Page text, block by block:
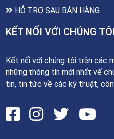
HỖ TRỢ SAU BÁN HÀNG
KẾT NỐI VỚI CHÚNG TÔI
Kết nối với chúng tôi trên các
những thông tin mới nhất vể
tin, tin tức về các kỹ thuật,